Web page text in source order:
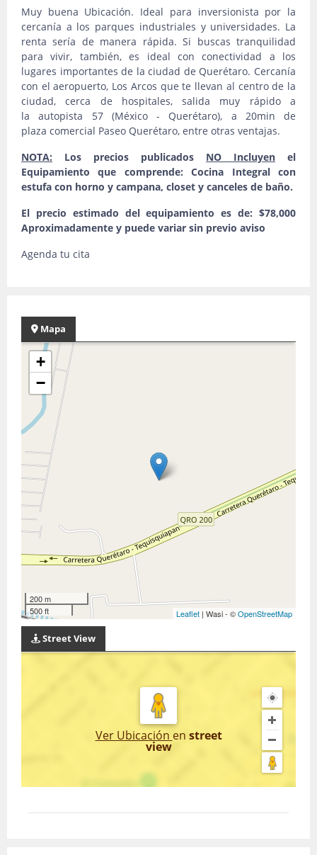
Muy buena Ubicación. Ideal para inversionista por la
cercanía a los parques industriales y universidades. La
renta sería de manera rápida. Si buscas tranquilidad
para vivir, también, es ideal con conectividad a los
lugares importantes de la ciudad de Querétaro. Cercanía
con el aeropuerto, Los Arcos que te llevan al centro de la
ciudad, cerca de hospitales, salida muy rápido a
la autopista 57 (México - Querétaro), a 20min de
plaza comercial Paseo Querétaro, entre otras ventajas.
NOTA: Los precios publicados NO Incluyen el
Equipamiento que comprende: Cocina Integral con
estufa con horno y campana, closet y canceles de baño.
El precio estimado del equipamiento es de: $78,000
Aproximadamente y puede variar sin previo aviso
Agenda tu cita
Mapa
+
−
200 m
500 ft
Leaflet | Wasi - ©OpenStreetMap
Street View
Ver Ubicación en street
view